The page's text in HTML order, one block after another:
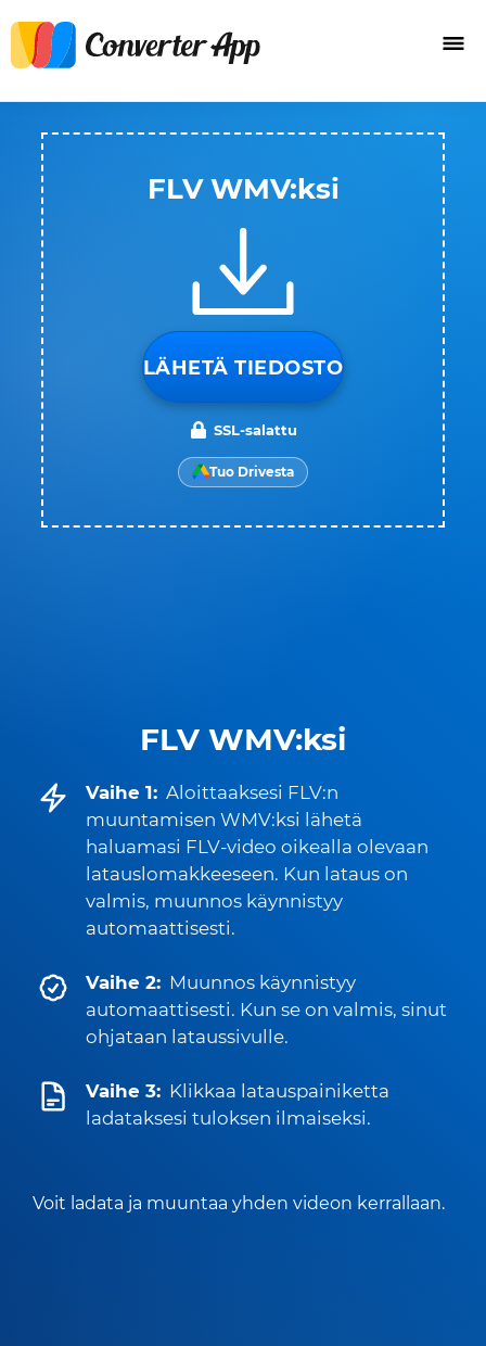
FLV WMV:ksi
Vaihe 1: Aloittaaksesi FLV:n
muuntamisen WMV:ksi lähetä
haluamasi FLV-video oikealla olevaan
latauslomakkeeseen. Kun lataus on
valmis, muunnos käynnistyy
automaattisesti.
Vaihe 2: Muunnos käynnistyy
automaattisesti. Kun se on valmis, sinut
ohjataan lataussivulle.
Vaihe 3: Klikkaa latauspainiketta
ladataksesi tuloksen ilmaiseksi.
Voit ladata ja muuntaa yhden videon kerrallaan.
FLV WMV:ksi
LÄHETÄ TIEDOSTO
SSL-salattu
Tuo Drivesta